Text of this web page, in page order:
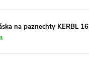
na paznechty KERBL